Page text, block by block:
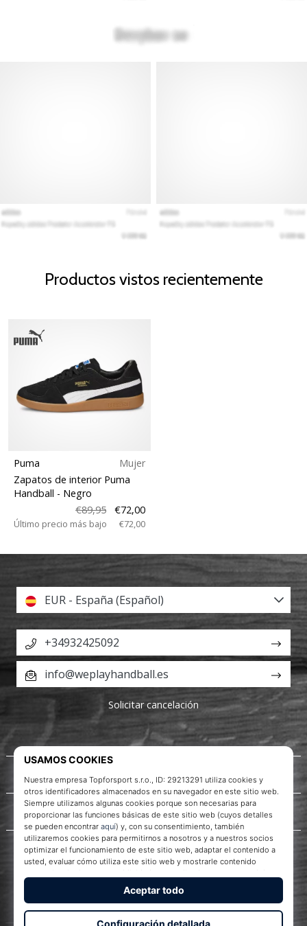
Productos vistos recientemente
Puma
Mujer
Zapatos de interior Puma
Handball - Negro
€89,95
€72,00
Último precio más bajo €72,00
WePlayHandball.es
Acerca de nosotros
Servicio al cliente
EUR - España (Español)
+34932425092
info@weplayhandball.es
Solicitar cancelación